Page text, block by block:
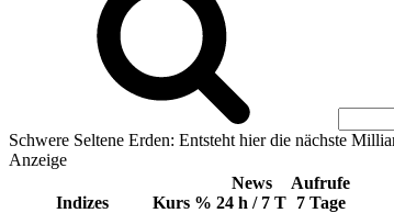
Schwere Seltene Erden: Entsteht hier die nächste
Anzeige
Indizes Kurs %
News
24 h / 7 T
Aufrufe
7 Tage